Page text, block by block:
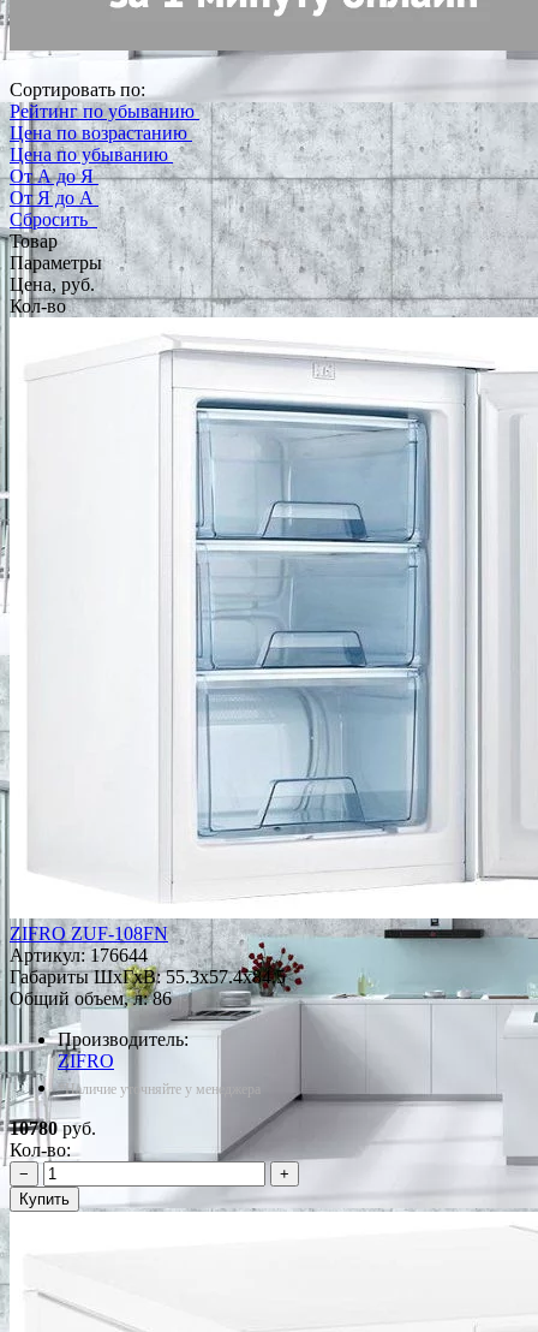
Сортировать по:
Рейтинг по убыванию
Цена по возрастанию
Цена по убыванию
От А до Я
От Я до А
Сбросить
Товар
Параметры
Цена, руб.
Кол-во
ZIFRO ZUF-108FN
Артикул:176644
Габариты ШxГxВ: 55.3x57.4x84.5
Общий объем, л: 86
Производитель:
ZIFRO
*Наличие уточняйте у менеджера
10780руб.
Кол-во:
−
+
Купить